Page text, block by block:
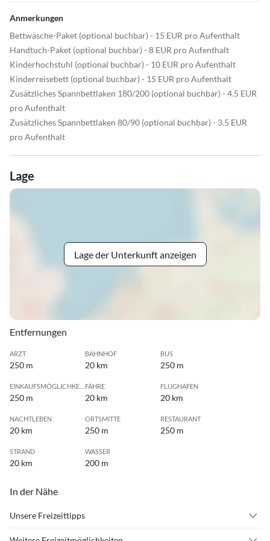
Anmerkungen
Bettwäsche-Paket (optional buchbar) - 15 EUR pro Aufenthalt
Handtuch-Paket (optional buchbar) - 8 EUR pro Aufenthalt
Kinderhochstuhl (optional buchbar) - 10 EUR pro Aufenthalt
Kinderreisebett (optional buchbar) - 15 EUR pro Aufenthalt
Zusätzliches Spannbettlaken 180/200 (optional buchbar) - 4.5 EUR
pro Aufenthalt
Zusätzliches Spannbettlaken 80/90 (optional buchbar) - 3.5 EUR
pro Aufenthalt
Lage
Lage der Unterkunft anzeigen
Entfernungen
ARZT
250 m
BAHNHOF
20 km
BUS
250 m
250 m
FÄHRE
20 km
FLUGHAFEN
20 km
NACHTLEBEN
20 km
ORTSMITTE
250 m
RESTAURANT
250 m
STRAND
20 km
WASSER
200 m
In der Nähe
Unsere Freizeittipps